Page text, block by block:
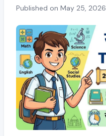
Published on May 25, 2026